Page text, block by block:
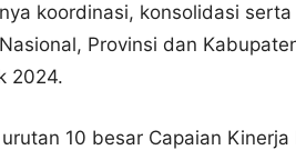
koordinasi, konsolidasi
Provinsi dan
2024.
10 besar Capaian